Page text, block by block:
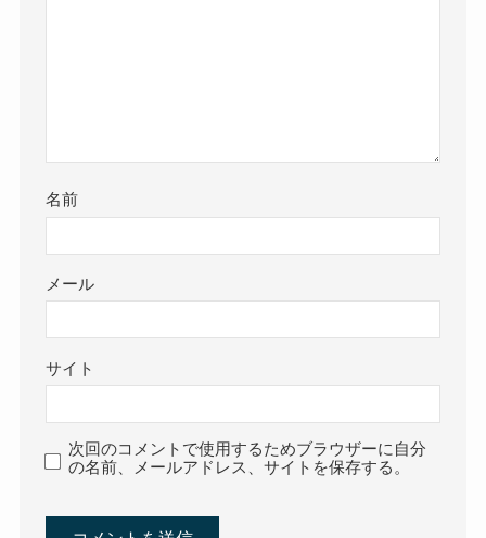
名前
メール
サイト
次回のコメントで使用するためブラウザーに自分
の名前、メールアドレス、サイトを保存する。